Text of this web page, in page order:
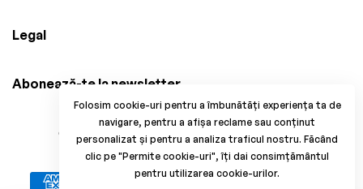
Legal
Abonează-te la newsletter
© 2025 Brico Mania, CUI: 38034914, Reg. Com.
J33/1371/2017. All Rights Reserved.
Folosim cookie-uri pentru a îmbunătăți experiența ta de
navigare, pentru a afișa reclame sau conținut
personalizat și pentru a analiza traficul nostru. Făcând
clic pe "Permite cookie-uri", îți dai consimțământul
pentru utilizarea cookie-urilor.